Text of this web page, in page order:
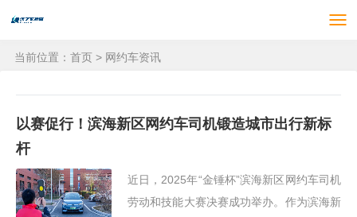
当前位置： 首页 > 网约车资讯
以赛促行！滨海新区网约车司机锻造城市出行新标
杆
近日，2025年“金锤杯”滨海新区网约车司机
劳动和技能大赛决赛成功举办。作为滨海新